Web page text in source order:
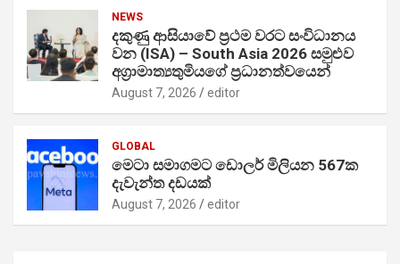
NEWS
දකුණු ආසියාවේ ප්‍රථම වරට සංවිධානය
වන (ISA) – South Asia 2026 සමුළුව
අග්‍රාමාත්‍යතුමියගේ ප්‍රධානත්වයෙන්
August 7, 2026 editor
GLOBAL
මෙටා සමාගමට ඩොලර් මිලියන 567ක
දැවැන්ත දඩයක්
August 7, 2026 editor